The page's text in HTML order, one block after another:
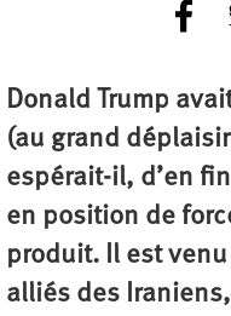
Donald Trump
(au grand
espérait-il, d’en
en position de
produit. Il est
alliés des